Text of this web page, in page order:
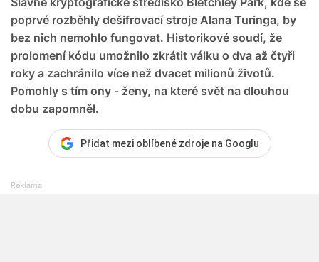
poprvé rozběhly dešifrovací stroje Alana Turinga, by
bez nich nemohlo fungovat. Historikové soudí, že
prolomení kódu umožnilo zkrátit válku o dva až čtyři
roky a zachránilo více než dvacet milionů životů.
Pomohly s tím ony - ženy, na které svět na dlouhou
dobu zapomněl.
Přidat mezi oblíbené zdroje na Googlu